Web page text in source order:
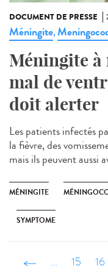
DOCUMENT DE PRESSE
Méningite,
Méningite à
mal de
doit alerter
Les patients infectés
la fièvre, des
mais ils peuvent aussi
MÉNINGITE
SYMPTOME
‹ précédent
… 15 16